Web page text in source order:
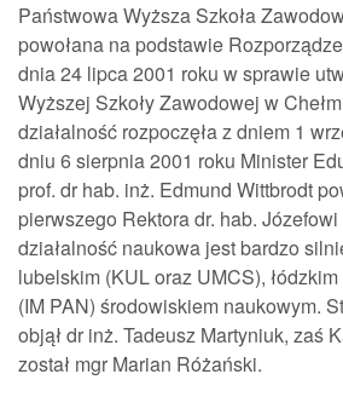
Państwowa Wyższa Szkoła
powołana na podstawie
dnia 24 lipca 2001 roku w sprawie
Wyższej Szkoły Zawodowej w
działalność rozpoczęła z dniem 1
dniu 6 sierpnia 2001 roku Minister
prof. dr hab. inż. Edmund Wittbrodt
pierwszego Rektora dr. hab.
działalność naukowa jest bardzo
lubelskim (KUL oraz UMCS),
(IM PAN) środowiskiem naukowym.
objął dr inż. Tadeusz Martyniuk, zaś
został mgr Marian Różański.